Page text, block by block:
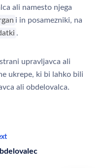
ali namesto njega
i in posamezniki, na
.
upravljavca ali
ukrepe, ki bi lahko bili
ali obdelovalca.